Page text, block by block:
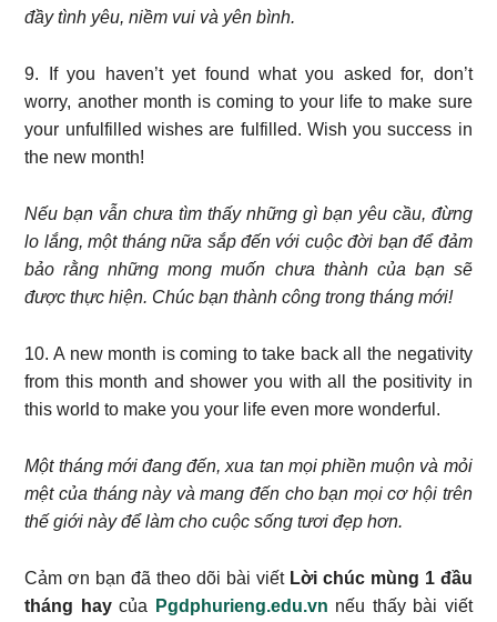
đầy tình yêu, niềm vui và yên bình.
9. If you haven’t yet found what you asked for, don’t
worry, another month is coming to your life to make sure
your unfulfilled wishes are fulfilled. Wish you success in
the new month!
Nếu bạn vẫn chưa tìm thấy những gì bạn yêu cầu, đừng
lo lắng, một tháng nữa sắp đến với cuộc đời bạn để đảm
bảo rằng những mong muốn chưa thành của bạn sẽ
được thực hiện. Chúc bạn thành công trong tháng mới!
10. A new month is coming to take back all the negativity
from this month and shower you with all the positivity in
this world to make you your life even more wonderful.
Một tháng mới đang đến, xua tan mọi phiền muộn và mỏi
mệt của tháng này và mang đến cho bạn mọi cơ hội trên
thế giới này để làm cho cuộc sống tươi đẹp hơn.
Cảm ơn bạn đã theo dõi bài viết Lời chúc mùng 1 đầu
tháng haycủa Pgdphurieng.edu.vn nếu thấy bài viết